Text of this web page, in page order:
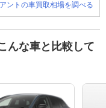
ントの車買取相場を調べる
んな車と比較して